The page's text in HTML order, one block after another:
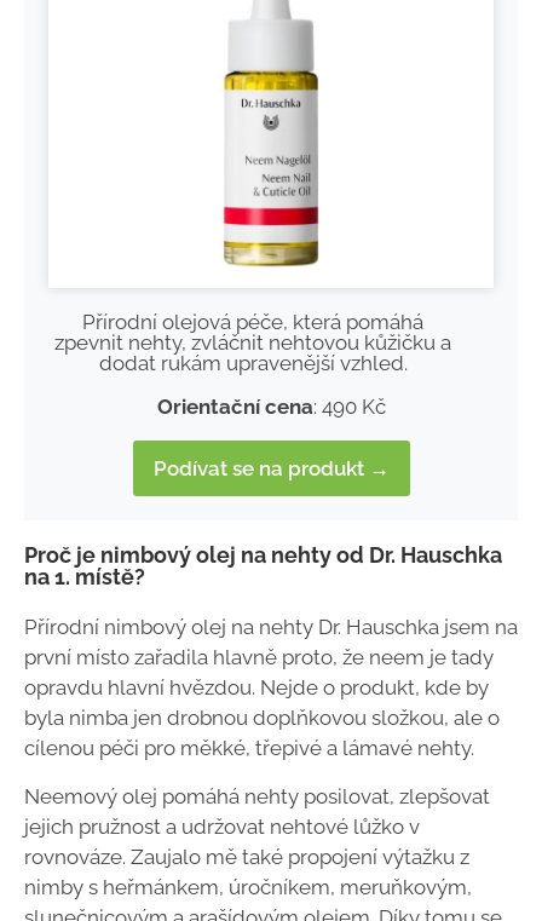
Přírodní olejová péče, která pomáhá
zpevnit nehty, zvláčnit nehtovou kůžičku a
dodat rukám upravenější vzhled.
Orientační cena: 490 Kč
Podívat se na produkt →
Proč je nimbový olej na nehty od Dr. Hauschka
na 1. místě?
Přírodní nimbový olej na nehty Dr. Hauschka jsem na
první místo zařadila hlavně proto, že neem je tady
opravdu hlavní hvězdou. Nejde o produkt, kde by
byla nimba jen drobnou doplňkovou složkou, ale o
cílenou péči pro měkké, třepivé a lámavé nehty.
Neemový olej pomáhá nehty posilovat, zlepšovat
jejich pružnost a udržovat nehtové lůžko v
rovnováze. Zaujalo mě také propojení výtažku z
nimby s heřmánkem, úročníkem, meruňkovým,